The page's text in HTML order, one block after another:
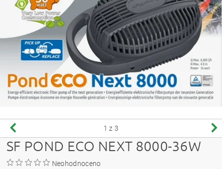
1 z 3
SF POND ECO NEXT 8000-36W
Neohodnoceno